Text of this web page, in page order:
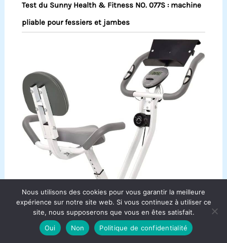
Test du Sunny Health & Fitness NO. 077S : machine
pliable pour fessiers et jambes
Nous utilisons des cookies pour vous garantir la meilleure
expérience sur notre site web. Si vous continuez à utiliser ce
site, nous supposerons que vous en êtes satisfait.
Oui
Non Politique de confidentialité